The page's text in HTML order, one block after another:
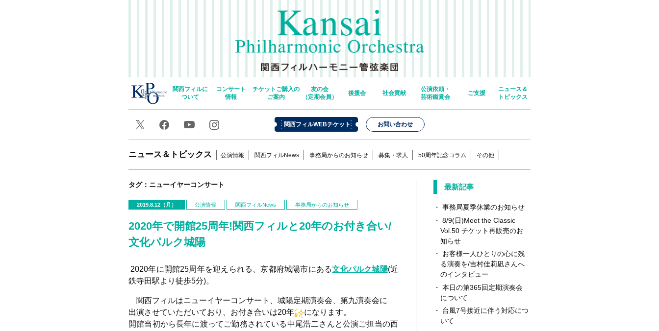
関西フィルに
ついて
コンサート
情報
チケットご購入の
ご案内
友の会
（定期会員）
後援会 社会貢献
公演依頼・
芸術鑑賞会
ご支援
ニュース＆
トピックス
関西フィルWEBチケット お問い合わせ
ニュース＆トピックス 公演情報 関西フィルNews 事務局からのお知らせ 募集・求人 50周年記念コラム その他
タグ：ニューイヤーコンサート
2019.8.12（月） 公演情報 関西フィルNews 事務局からのお知らせ
2020年で開館25周年!関西フィルと20年のお付き合い/
文化パルク城陽
2020年に開館25周年を迎えられる、京都府城陽市にある文化パルク城陽(近
鉄寺田駅より徒歩5分)。
関西フィルはニューイヤーコンサート、城陽定期演奏会、第九演奏会に
出演させていただいており、お付き合いは20年
になります。
開館当初から長年に渡ってご勤務されている中尾浩二さんと公演ご担当の西
最新記事
事務局夏季休業のお知らせ
8/9(日)Meet the Classic
Vol.50 チケット再販売のお
知らせ
お客様一人ひとりの心に残
る演奏を/吉村佳莉凪さんへ
のインタビュー
本日の第365回定期演奏会
について
台風7号接近に伴う対応につ
いて